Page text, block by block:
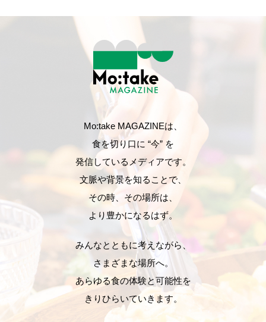
Mo:take MAGAZINEは、
食を切り口に “今” を
発信しているメディアです。
文脈や背景を知ることで、
その時、その場所は、
より豊かになるはず。
みんなとともに考えながら、
さまざまな場所へ。
あらゆる食の体験と可能性を
きりひらいていきます。